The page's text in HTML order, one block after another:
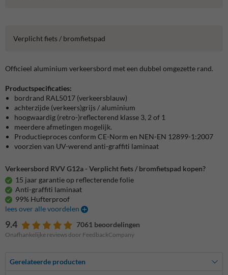
Verplicht fiets / bromfietspad
Officieel aluminium verkeersbord met een dubbel omgezette rand.
Productspecificaties:
bordrand RAL5017 (verkeersblauw)
achterzijde (verkeers)grijs / aluminium
hoogwaardig (retro-)reflecterend klasse 3, 2 of 1
meerdere afmetingen mogelijk.
Productieproces conform CE-Norm en NEN-EN 12899-1:2007
voorzien van UV-werend anti-graffiti laminaat
Verkeersbord RVV G12a - Verplicht fiets / bromfietspad kopen?
15 jaar garantie op reflecterende folie
Anti-graffiti laminaat
99% Hufterproof
lees over alle voordelen
9.4 7061 beoordelingen
Onafhankelijke reviews door FeedbackCompany
Gerelateerde producten